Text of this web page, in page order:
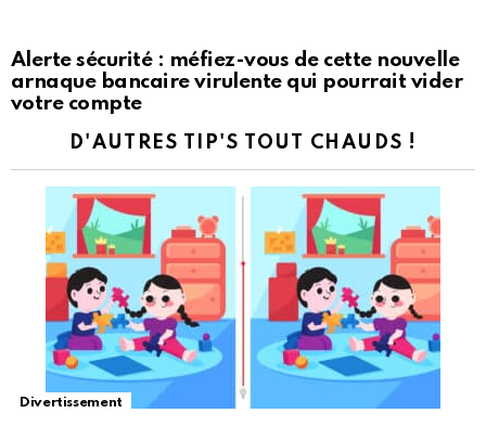
Alerte sécurité : méfiez-vous de cette nouvelle
arnaque bancaire virulente qui pourrait vider
votre compte
D'AUTRES TIP'S TOUT CHAUDS !
Divertissement